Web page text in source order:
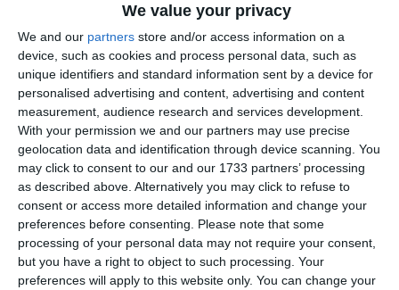
We value your privacy
We and our partners store and/or access information on a
device, such as cookies and process personal data, such as
unique identifiers and standard information sent by a device for
personalised advertising and content, advertising and content
measurement, audience research and services development.
With your permission we and our partners may use precise
geolocation data and identification through device scanning. You
may click to consent to our and our 1733 partners’ processing
as described above. Alternatively you may click to refuse to
consent or access more detailed information and change your
preferences before consenting.
Please note that some
processing of your personal data may not require your consent,
but you have a right to object to such processing. Your
preferences will apply to this website only. You can change your
Actorii regăsiți în distribuție sunt: Denisa Iova, Sergiu
Bucur, Emanuel Cristoiu, Rovena Paraschivoi, Radu
Niculescu, Cătălina Oțeleanu, Adi Gheo, Inga
Marcu, Tiberiu Roșu, Clara Ghiuvelechian, Dan
Cojocaru, Daniel Minciună, Andrei Stroescu, Lică
Gherghilescu, Leticia Albu, Grațian Prisacariu și Ion
Ciolan.
După această premieră, Teatrul „Căluțul de Mare” Constanța
va prezenta duminică, 28 ianuarie, de la ora 10:30,
spectacolul pentru copii de vârsta 3+ „Poveste cu scufița
roșie”, o adaptare după Charles Perrault.